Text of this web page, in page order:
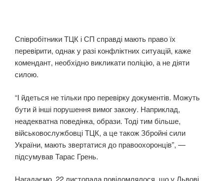
Співробітники ТЦК і СП справді мають право їх
перевірити, однак у разі конфліктних ситуацій, каже
комендант, необхідно викликати поліцію, а не діяти
силою.
“І йдеться не тільки про перевірку документів. Можуть
бути й інші порушення вимог закону. Наприклад,
неадекватна поведінка, образи. Тоді тим більше,
військовослужбовці ТЦК, а це також Збройні сили
України, мають звертатися до правоохоронців”, —
підсумував Тарас Грень.
Нагадаємо, 22 листопада повідомлялося, що у Львові